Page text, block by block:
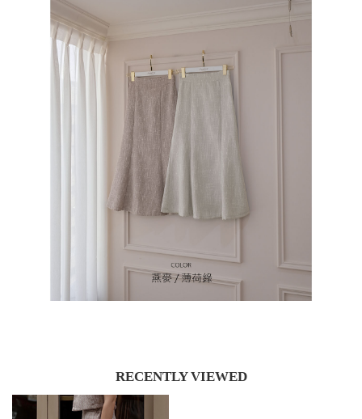
RECENTLY VIEWED